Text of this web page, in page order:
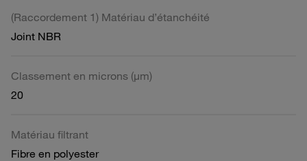
(Raccordement 1) Matériau d’étanchéité
Joint NBR
Classement en microns (µm)
20
Matériau filtrant
Fibre en polyester